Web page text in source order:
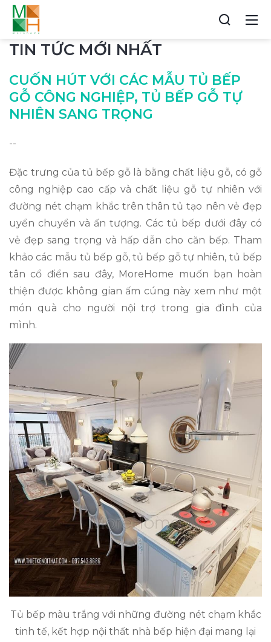
TIN TỨC MỚI NHẤT
CUỐN HÚT VỚI CÁC MẪU TỦ BẾP
GỖ CÔNG NGHIỆP, TỦ BẾP GỖ TỰ
NHIÊN SANG TRỌNG
--
Đặc trưng của tủ bếp gỗ là bằng chất liệu gỗ, có gỗ
công nghiệp cao cấp và chất liệu gỗ tự nhiên với
đường nét chạm khắc trên thân tủ tạo nên vẻ đẹp
uyển chuyển và ấn tượng. Các tủ bếp dưới đây có
vẻ đẹp sang trọng và hấp dẫn cho căn bếp. Tham
khảo các mẫu tủ bếp gỗ, tủ bếp gỗ tự nhiên, tủ bếp
tân cổ điển sau đây, MoreHome muốn bạn hoàn
thiện được không gian ấm cúng này xem như một
món quà cho người nội trợ trong gia đình của
mình.
Tủ bếp màu trắng với những đường nét chạm khắc
tinh tế, kết hợp nội thất nhà bếp hiện đại mang lại